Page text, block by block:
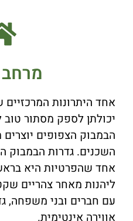
אחד היתרונות
יכולתן לספק מסתור טוב
הבמבוק הצפופים יוצרים
השכנים. גדרות הבמבוק
אחד שהפרטיות היא
ליהנות מאחר צהריים
עם חברים ובני משפחה,
אווירה אינטימית.